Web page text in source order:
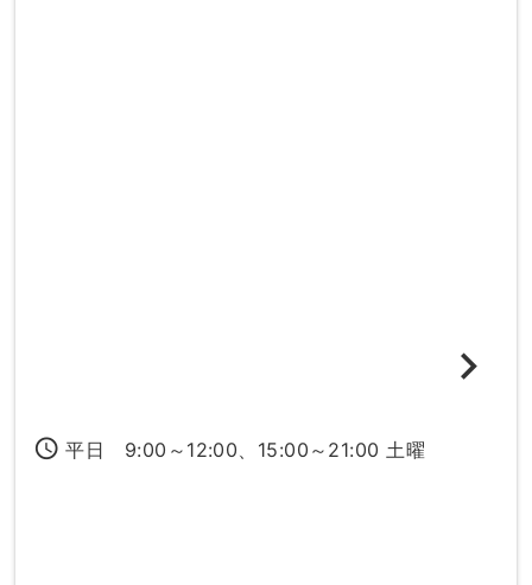
access_time 平日 9:00～12:00、15:00～21:00 土曜